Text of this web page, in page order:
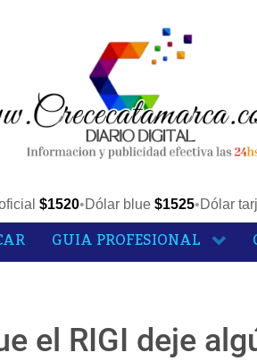
$1520•Dólar blue $1525•Dólar
GUIA PROFESIONAL
el RIGI deje